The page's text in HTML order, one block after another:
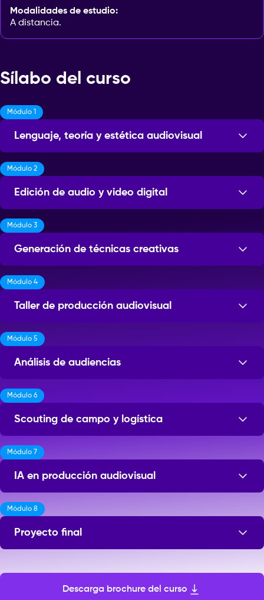
Modalidades de estudio:
A distancia.
Sílabo del curso
Módulo 1
Lenguaje, teoría y estética audiovisual
Sesiones: 8
Módulo 2
Edición de audio y video digital
Sesiones: 16
Módulo 3
Generación de técnicas creativas
Sesiones: 14
Módulo 4
Taller de producción audiovisual
Sesiones: 18
Módulo 5
Análisis de audiencias
Sesiones: 6
Módulo 6
Scouting de campo y logística
Sesiones: 5
Módulo 7
IA en producción audiovisual
Sesiones: 6
Módulo 8
Proyecto final
Descarga brochure del curso